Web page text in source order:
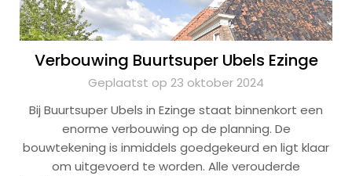
Verbouwing Buurtsuper Ubels Ezinge
Geplaatst op 23 oktober 2024
Bij Buurtsuper Ubels in Ezinge staat binnenkort een
enorme verbouwing op de planning. De
bouwtekening is inmiddels goedgekeurd en ligt klaar
om uitgevoerd te worden. Alle verouderde